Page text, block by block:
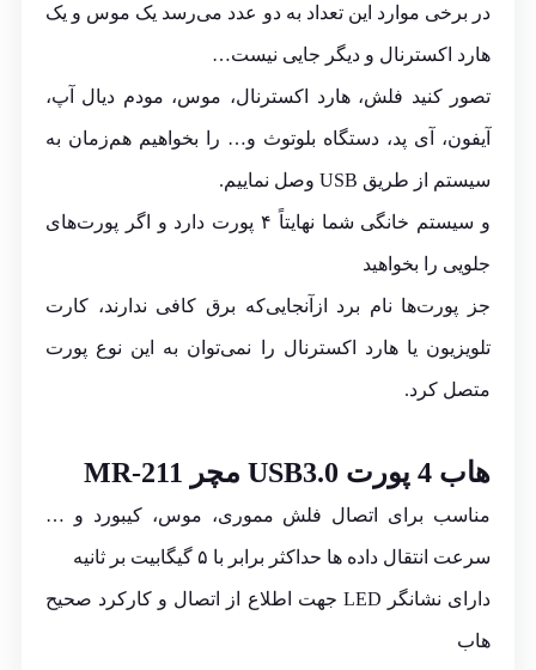
در برخی موارد این تعداد به دو عدد می‌رسد یک موس و یک
هارد اکسترنال و دیگر جایی نیست…
تصور کنید فلش، هارد اکسترنال، موس، مودم دیال آپ،
آیفون، آی پد، دستگاه بلوتوث و… را بخواهیم هم‌زمان به
سیستم از طریق USB وصل نماییم.
و سیستم خانگی شما نهایتاً ۴ پورت دارد و اگر پورت‌های
جلویی را بخواهید
جز پورت‌ها نام برد ازآنجایی‌که برق کافی ندارند، کارت
تلویزیون یا هارد اکسترنال را نمی‌توان به این نوع پورت
متصل کرد.
هاب 4 پورت USB3.0 مچر MR-211
مناسب برای اتصال فلش مموری، موس، کیبورد و …
سرعت انتقال داده ها حداکثر برابر با ۵ گیگابیت بر ثانیه
دارای نشانگر LED جهت اطلاع از اتصال و کارکرد صحیح
هاب